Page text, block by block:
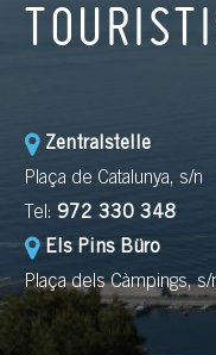
Zentralstelle
Plaça de Catalunya, s/n
Tel: 972 330 348
Els Pins Büro
Plaça dels Càmpings, s/